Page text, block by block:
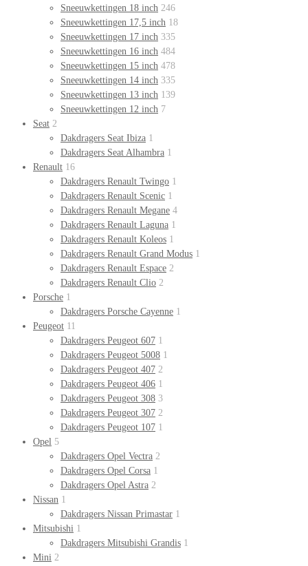
Sneeuwkettingen 18 inch 246
Sneeuwkettingen 17,5 inch 18
Sneeuwkettingen 17 inch 335
Sneeuwkettingen 16 inch 484
Sneeuwkettingen 15 inch 478
Sneeuwkettingen 14 inch 335
Sneeuwkettingen 13 inch 139
Sneeuwkettingen 12 inch 7
Seat 2
Dakdragers Seat Ibiza 1
Dakdragers Seat Alhambra 1
Renault 16
Dakdragers Renault Twingo 1
Dakdragers Renault Scenic 1
Dakdragers Renault Megane 4
Dakdragers Renault Laguna 1
Dakdragers Renault Koleos 1
Dakdragers Renault Grand Modus 1
Dakdragers Renault Espace 2
Dakdragers Renault Clio 2
Porsche 1
Dakdragers Porsche Cayenne 1
Peugeot 11
Dakdragers Peugeot 607 1
Dakdragers Peugeot 5008 1
Dakdragers Peugeot 407 2
Dakdragers Peugeot 406 1
Dakdragers Peugeot 308 3
Dakdragers Peugeot 307 2
Dakdragers Peugeot 107 1
Opel 5
Dakdragers Opel Vectra 2
Dakdragers Opel Corsa 1
Dakdragers Opel Astra 2
Nissan 1
Dakdragers Nissan Primastar 1
Mitsubishi 1
Dakdragers Mitsubishi Grandis 1
Mini 2